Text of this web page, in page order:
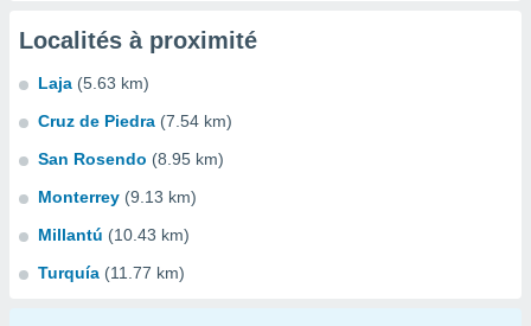
Localités à proximité
Laja (5.63 km)
Cruz de Piedra (7.54 km)
San Rosendo (8.95 km)
Monterrey (9.13 km)
Millantú (10.43 km)
Turquía (11.77 km)